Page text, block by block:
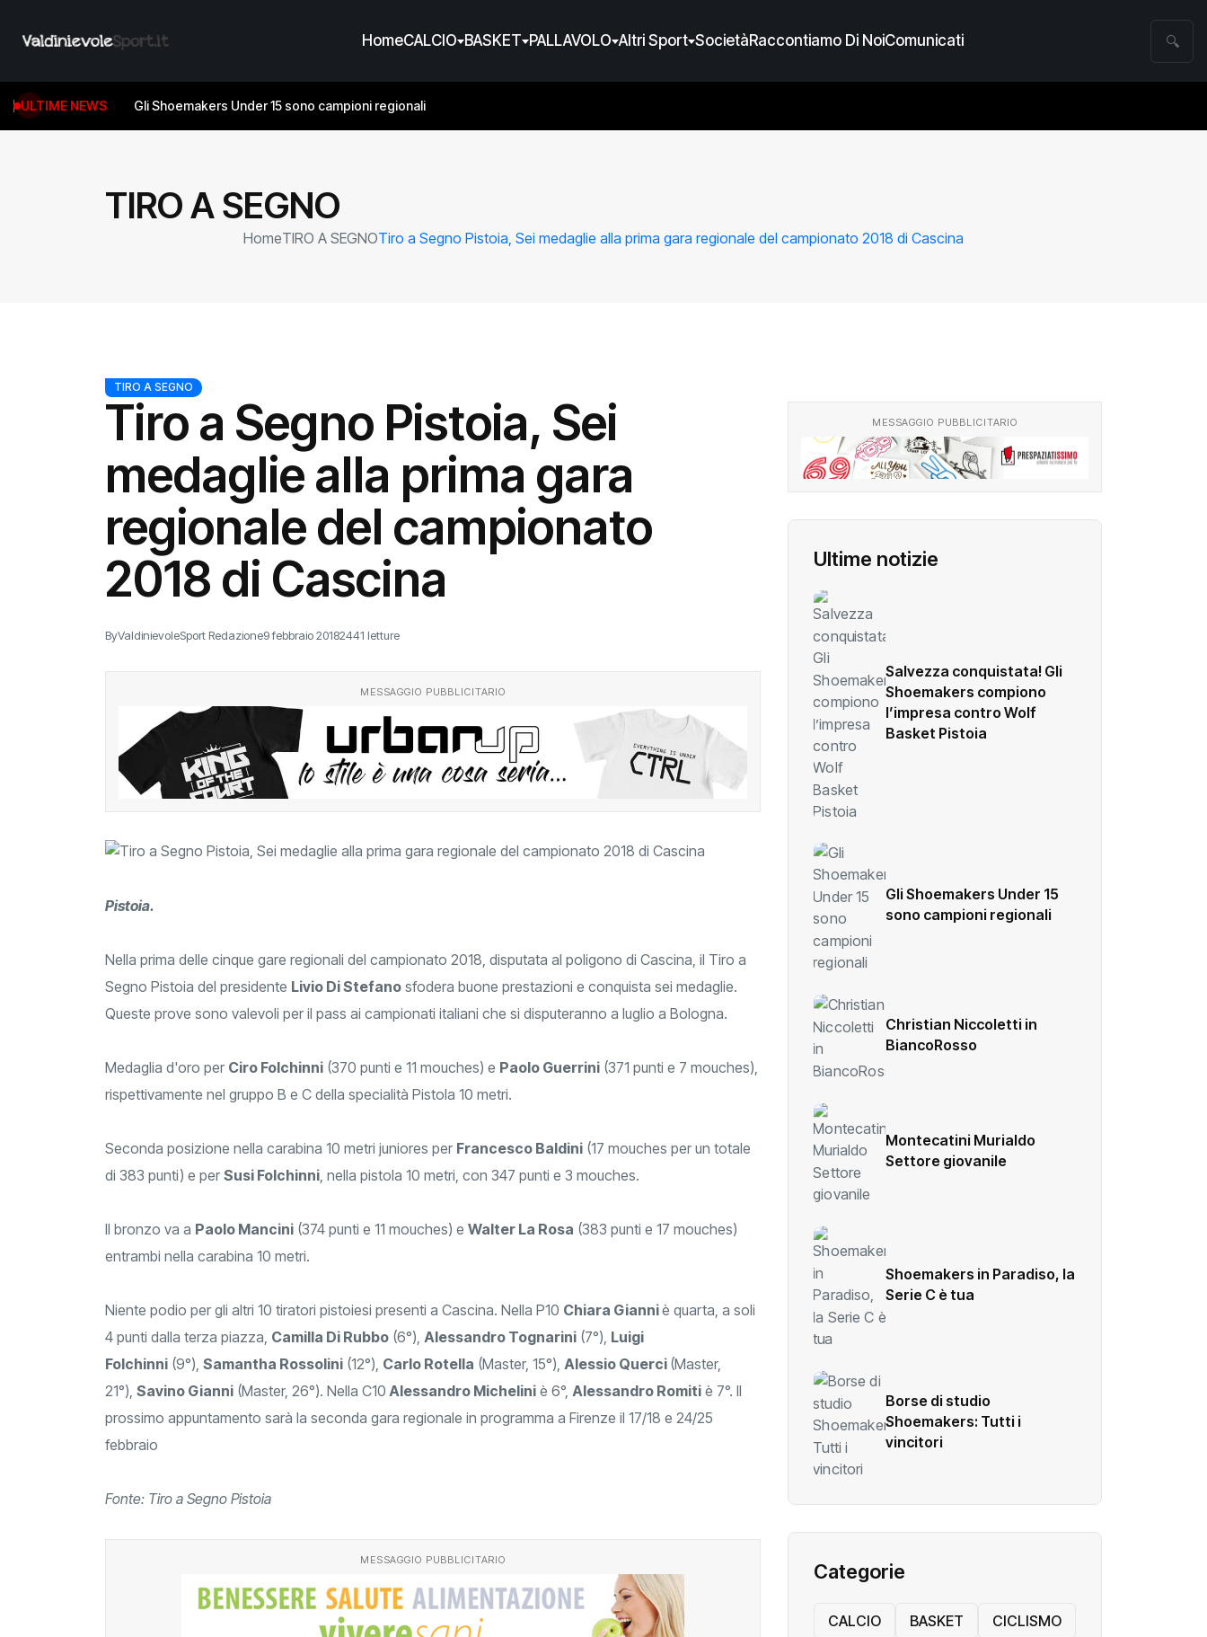
HomeCALCIO BASKET PALLAVOLO Altri Sport SocietàRaccontiamo Di NoiComunicati 🔍
ULTIME NEWS Gli Shoemakers Under 15 sono campioni regionali
TIRO A SEGNO
HomeTIRO A SEGNOTiro a Segno Pistoia, Sei medaglie alla prima gara regionale del campionato 2018 di Cascina
TIRO A SEGNO
Tiro a Segno Pistoia, Sei
medaglie alla prima gara
regionale del campionato
2018 di Cascina
ByValdinievoleSport Redazione9 febbraio 20182441 letture
MESSAGGIO PUBBLICITARIO
Pistoia.
Nella prima delle cinque gare regionali del campionato 2018, disputata al poligono di Cascina, il Tiro a
Segno Pistoia del presidente Livio Di Stefano sfodera buone prestazioni e conquista sei medaglie.
Queste prove sono valevoli per il pass ai campionati italiani che si disputeranno a luglio a Bologna.
Medaglia d'oro per Ciro Folchinni (370 punti e 11 mouches) e Paolo Guerrini (371 punti e 7 mouches),
rispettivamente nel gruppo B e C della specialità Pistola 10 metri.
Seconda posizione nella carabina 10 metri juniores per Francesco Baldini (17 mouches per un totale
di 383 punti) e per Susi Folchinni, nella pistola 10 metri, con 347 punti e 3 mouches.
Il bronzo va a Paolo Mancini (374 punti e 11 mouches) e Walter La Rosa (383 punti e 17 mouches)
entrambi nella carabina 10 metri.
Niente podio per gli altri 10 tiratori pistoiesi presenti a Cascina. Nella P10 Chiara Gianniè quarta, a soli
4 punti dalla terza piazza, Camilla Di Rubbo (6°), Alessandro Tognarini (7°), Luigi
Folchinni (9°), Samantha Rossolini (12°), Carlo Rotella (Master, 15°), Alessio Querci (Master,
21°), Savino Gianni (Master, 26°). Nella C10 Alessandro Michelini è 6°, Alessandro Romiti è 7°. Il
prossimo appuntamento sarà la seconda gara regionale in programma a Firenze il 17/18 e 24/25
febbraio
Fonte: Tiro a Segno Pistoia
MESSAGGIO PUBBLICITARIO
MESSAGGIO PUBBLICITARIO
Ultime notizie
Salvezza conquistata! Gli
Shoemakers compiono
l’impresa contro Wolf
Basket Pistoia
Gli Shoemakers Under 15
sono campioni regionali
Christian Niccoletti in
BiancoRosso
Montecatini Murialdo
Settore giovanile
Shoemakers in Paradiso, la
Serie C è tua
Borse di studio
Shoemakers: Tutti i
vincitori
Categorie
CALCIO BASKET
CICLISMO